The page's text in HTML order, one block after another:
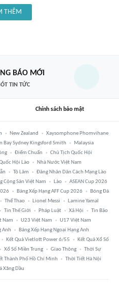
THÊM
BÁO MỚI
TIN TỨC
Chính sách bảo mật
New Zealand
Xaysomphone Phomvihane
Bay Sydney Kingsford Smith
Malaysia
Điểm Chuẩn
Chủ Tịch Quốc Hội
Hội Lào
Nhà Nước Việt Nam
Tô Lâm
Đảng Nhân Dân Cách Mạng Lào
Cộng Sản Việt Nam Lào
ASEAN Cup 2026
Bảng Xếp Hạng AFF Cup 2026
Bóng Đá
Thể Thao Lionel Messi
Lamine Yamal
Tin Thế Giới Pháp Luật Xã Hội
Tin Bão
Nam U23 Việt Nam
U17 Việt Nam
Anh
Bảng Xếp Hạng Ngoại Hạng Anh
Kết Quả Vietlott Power 6/55
Kết Quả Xổ Số
Xổ Số Miền Trung Giao Thông
Thời Sự
Thành Phố Hồ Chí Minh
Thời Tiết Hà Nội
Xăng Dầu